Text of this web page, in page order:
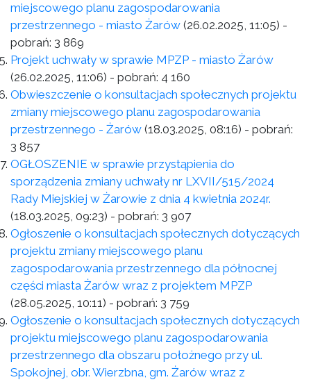
miejscowego planu zagospodarowania
przestrzennego - miasto Żarów (26.02.2025, 11:05) -
pobrań: 3 869
Projekt uchwały w sprawie MPZP - miasto Żarów
(26.02.2025, 11:06) - pobrań: 4 160
Obwieszczenie o konsultacjach społecznych projektu
zmiany miejscowego planu zagospodarowania
przestrzennego - Żarów (18.03.2025, 08:16) - pobrań:
3 857
OGŁOSZENIE w sprawie przystąpienia do
sporządzenia zmiany uchwały nr LXVII/515/2024
Rady Miejskiej w Żarowie z dnia 4 kwietnia 2024r.
(18.03.2025, 09:23) - pobrań: 3 907
Ogłoszenie o konsultacjach społecznych dotyczących
projektu zmiany miejscowego planu
zagospodarowania przestrzennego dla północnej
części miasta Żarów wraz z projektem MPZP
(28.05.2025, 10:11) - pobrań: 3 759
Ogłoszenie o konsultacjach społecznych dotyczących
projektu miejscowego planu zagospodarowania
przestrzennego dla obszaru położnego przy ul.
Spokojnej, obr. Wierzbna, gm. Żarów wraz z